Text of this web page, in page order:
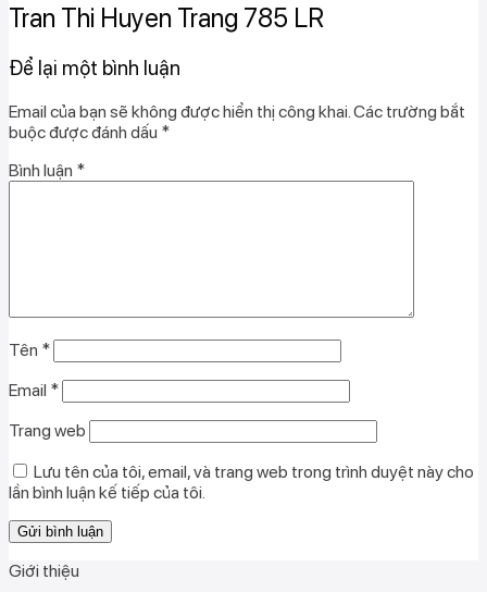
Tran Thi Huyen Trang 785 LR
Để lại một bình luận
Email của bạn sẽ không được hiển thị công khai. Các trường bắt
buộc được đánh dấu *
Bình luận *
Tên *
Email *
Trang web
Lưu tên của tôi, email, và trang web trong trình duyệt này cho
lần bình luận kế tiếp của tôi.
Giới thiệu